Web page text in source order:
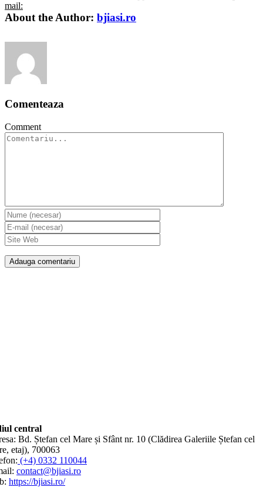
mail:
About the Author: bjiasi.ro
Comenteaza
Comment
central
Bd. Ștefan cel Mare și Sfânt nr. 10 (Clădirea Galeriile Ștefan cel
etaj), 700063
(+4) 0332 110044
contact@bjiasi.ro
https://bjiasi.ro/